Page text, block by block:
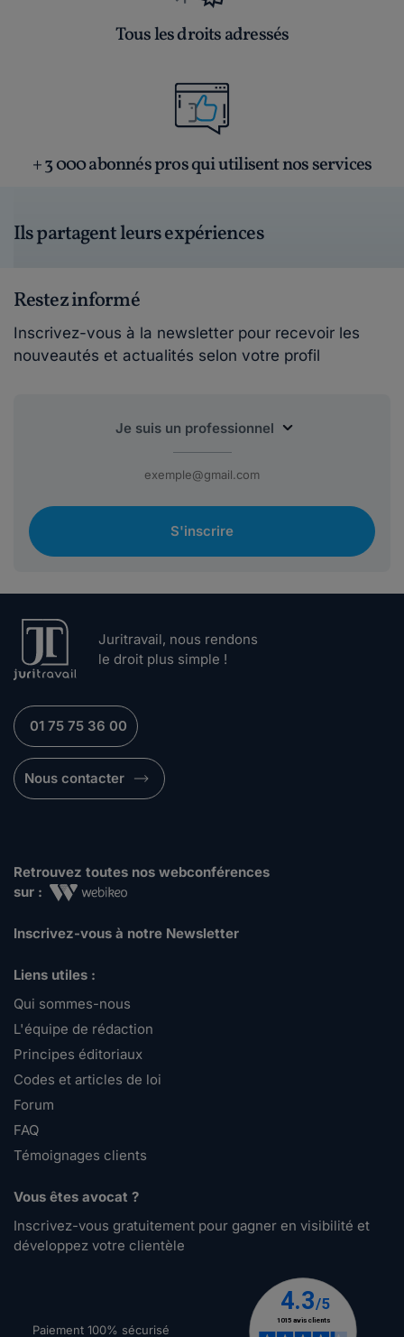
Tous les droits adressés
+ 3 000 abonnés pros qui utilisent nos services
Ils partagent leurs expériences
Restez informé
Inscrivez-vous à la newsletter pour recevoir les
nouveautés et actualités selon votre profil
S'inscrire
Juritravail, nous rendons
le droit plus simple !
01 75 75 36 00
Nous contacter
Retrouvez toutes nos webconférences
sur :
Inscrivez-vous à notre Newsletter
Liens utiles :
Qui sommes-nous
L'équipe de rédaction
Principes éditoriaux
Codes et articles de loi
Forum
FAQ
Témoignages clients
Vous êtes avocat ?
Inscrivez-vous gratuitement pour gagner en visibilité et
développez votre clientèle
Paiement 100% sécurisé